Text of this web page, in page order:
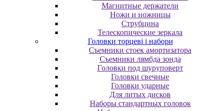
Магнитные держатели
Ножи и ножницы
Струбцина
Телескопические зеркала
Головки торцеві і набори
Cъeмники cтoeк aмopтизaтopa
Cъeмники лямбдa зoндa
Гoлoвки пoд шуpупoвepт
Головки свечные
Головки ударные
Для литых дисков
Наборы стандартных головок